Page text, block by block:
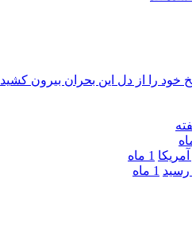
خود را از دل این بحران بیرون کشید
1 ماه
1 ماه